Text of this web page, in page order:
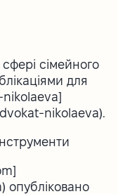
сімейного
для
nikolaeva]
nikolaeva).